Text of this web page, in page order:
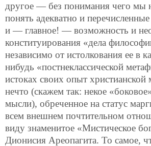
другое — без понимания чего мы
понять адекватно и
и — главное! — возможность и
конституирования «дела
независимо от истолкования ее в
нибудь «постнеклассической
истоках своих опыт
нечто (скажем так: некое
мысли), обреченное на статус
всем внешнем почтительном
виду знаменитое «Мистическое
Дионисия Ареопагита. То самое,